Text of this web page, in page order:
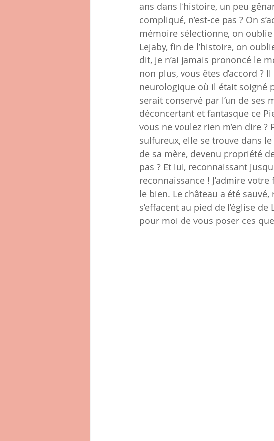
ans dans l’histoire, un peu
compliqué, n’est-ce pas ? On
mémoire sélectionne, on oublie
Lejaby, fin de l’histoire, on
dit, je n’ai jamais prononcé le
non plus, vous êtes d’accord ?
neurologique où il était soigné
serait conservé par l’un de ses
déconcertant et fantasque ce
vous ne voulez rien m’en dire
sulfureux, elle se trouve dans
de sa mère, devenu propriété
pas ? Et lui, reconnaissant
reconnaissance ! J’admire
le bien. Le château a été
s’effacent au pied de l’église
pour moi de vous poser ces